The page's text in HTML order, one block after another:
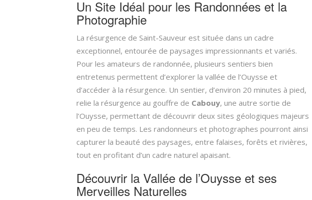
Un Site Idéal pour les Randonnées et la
Photographie
La résurgence de Saint-Sauveur est située dans un cadre
exceptionnel, entourée de paysages impressionnants et variés.
Pour les amateurs de randonnée, plusieurs sentiers bien
entretenus permettent d’explorer la vallée de l’Ouysse et
d’accéder à la résurgence. Un sentier, d’environ 20 minutes à pied,
relie la résurgence au gouffre de Cabouy, une autre sortie de
l’Ouysse, permettant de découvrir deux sites géologiques majeurs
en peu de temps. Les randonneurs et photographes pourront ainsi
capturer la beauté des paysages, entre falaises, forêts et rivières,
tout en profitant d’un cadre naturel apaisant.
Découvrir la Vallée de l’Ouysse et ses
Merveilles Naturelles